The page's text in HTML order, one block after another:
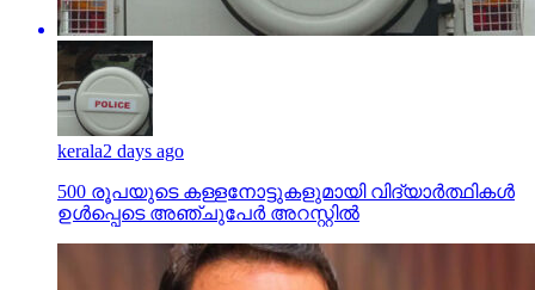
kerala2 days ago
500 രൂപയുടെ കള്ളനോട്ടുകളുമായി വിദ്യാര്‍ത്ഥികള്‍
ഉള്‍പ്പെടെ അഞ്ചുപേര്‍ അറസ്റ്റില്‍